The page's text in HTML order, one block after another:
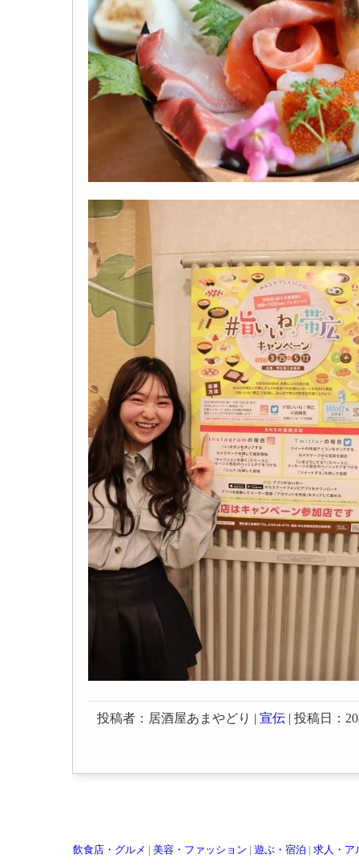
投稿者：居酒屋あまやどり | 宣伝 | 投稿日：
飲食店・グルメ 美容・ファッション 遊ぶ・宿泊 求人・ア